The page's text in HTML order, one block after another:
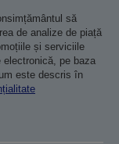
să
de analize de piață
și serviciile
electronică, pe baza
este descris în